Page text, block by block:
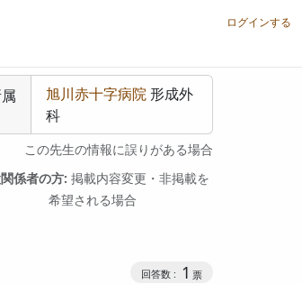
ログインする
旭川赤十字病院 形成外
科
この先生の情報に誤りがある場合
係者の方: 掲載内容変更・非掲載を
希望される場合
1